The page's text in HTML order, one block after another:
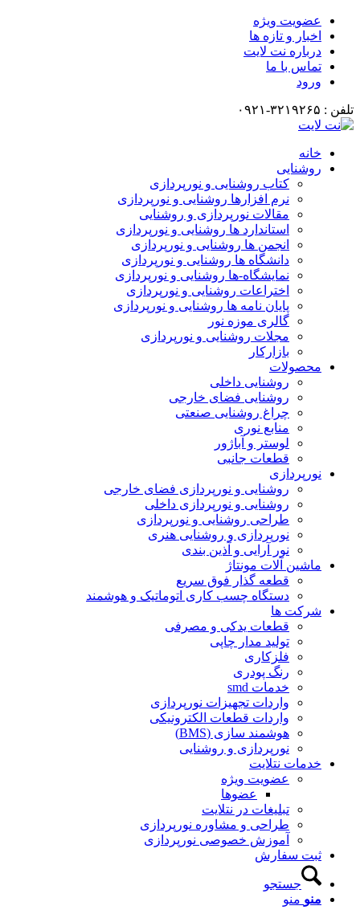
عضویت ویژه
اخبار و تازه ها
درباره نت لایت
تماس با ما
ورود
تلفن : ۳۲۱۹۲۶۵-۰۹۲۱
خانه
روشنایی
کتاب روشنایی و نورپردازی
نرم افزارها روشنایی و نورپردازی
مقالات نورپردازی و روشنایی
استاندارد ها روشنایی و نورپردازی
انجمن ها روشنایی و نورپردازی
دانشگاه ها روشنایی و نورپردازی
نمایشگاه-ها روشنایی و نورپردازی
اختراعات روشنایی و نورپردازی
پایان نامه ها روشنایی و نورپردازی
گالری موزه نور
مجلات روشنایی و نورپردازی
بازارکار
محصولات
روشنایی داخلی
روشنایی فضای خارجی
چراغ روشنایی صنعتی
منابع نوری
لوستر و آباژور
قطعات جانبی
نورپردازی
روشنایی و نورپردازی فضای خارجی
روشنایی و نورپردازی داخلی
طراحی روشنایی و نورپردازی
نورپردازی و روشنایی هنری
نور آرایی و آذین بندی
ماشین آلات مونتاژ
قطعه گذار فوق سریع
دستگاه چسب کاری اتوماتیک و هوشمند
شرکت ها
قطعات یدکی و مصرفی
تولید مدار چاپی
فلزکاری
رنگ پودری
خدمات smd
واردات تجهیزات نورپردازی
واردات قطعات الکترونیکی
هوشمند سازی (BMS)
نورپردازی و روشنایی
خدمات نتلایت
عضویت ویژه
عضوها
تبلیغات در نتلایت
طراحی و مشاوره نورپردازی
آموزش خصوصی نورپردازی
ثبت سفارش
جستجو
منو منو